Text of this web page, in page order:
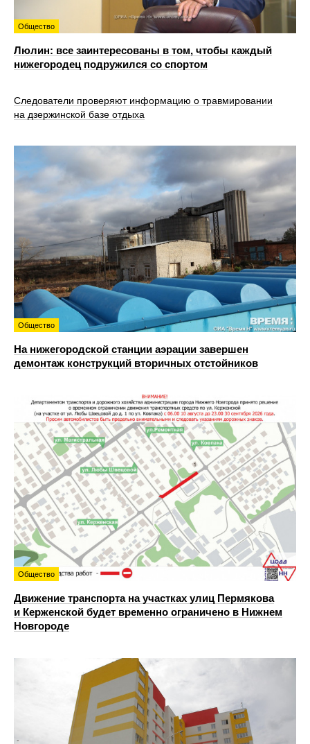
Общество
Люлин: все заинтересованы в том, чтобы каждый
нижегородец подружился со спортом
Следователи проверяют информацию о травмировании
на дзержинской базе отдыха
Общество
На нижегородской станции аэрации завершен
демонтаж конструкций вторичных отстойников
Общество
Движение транспорта на участках улиц Пермякова
и Керженской будет временно ограничено в Нижнем
Новгороде